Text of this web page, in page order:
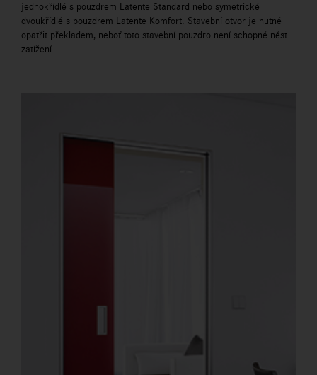
jednokřídlé s pouzdrem Latente Standard nebo symetrické
dvoukřídlé s pouzdrem Latente Komfort. Stavební otvor je nutné
opatřit překladem, neboť toto stavební pouzdro není schopné nést
zatížení.